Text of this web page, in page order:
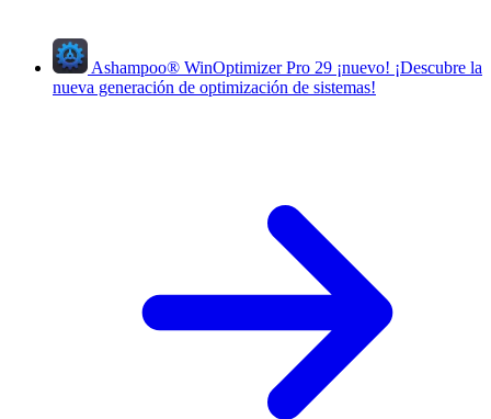
Ashampoo® WinOptimizer Pro 29 ¡nuevo! ¡Descubre la
nueva generación de optimización de sistemas!